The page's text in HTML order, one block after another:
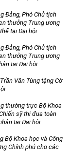
Đảng, Phó Chủ tịch
thưởng Trung ương
tại Đại hội
Đảng, Phó Chủ tịch
thưởng Trung ương
tại Đại hội
Văn Tùng tặng Cờ
thường trực Bộ Khoa
sỹ thi đua toàn
tại Đại hội
Bộ Khoa học và Công
Chính phủ cho các